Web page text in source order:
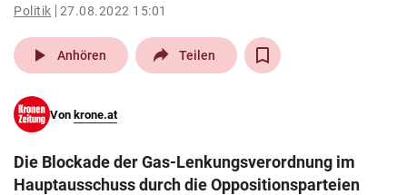
pin_drop
Wien arrow_right
search
eingeben
Politik 27.08.2022 15:01
play_arrow Anhören Teilen
Von krone.at
Die Blockade der Gas-Lenkungsverordnung im
Hauptausschuss durch die Oppositionsparteien